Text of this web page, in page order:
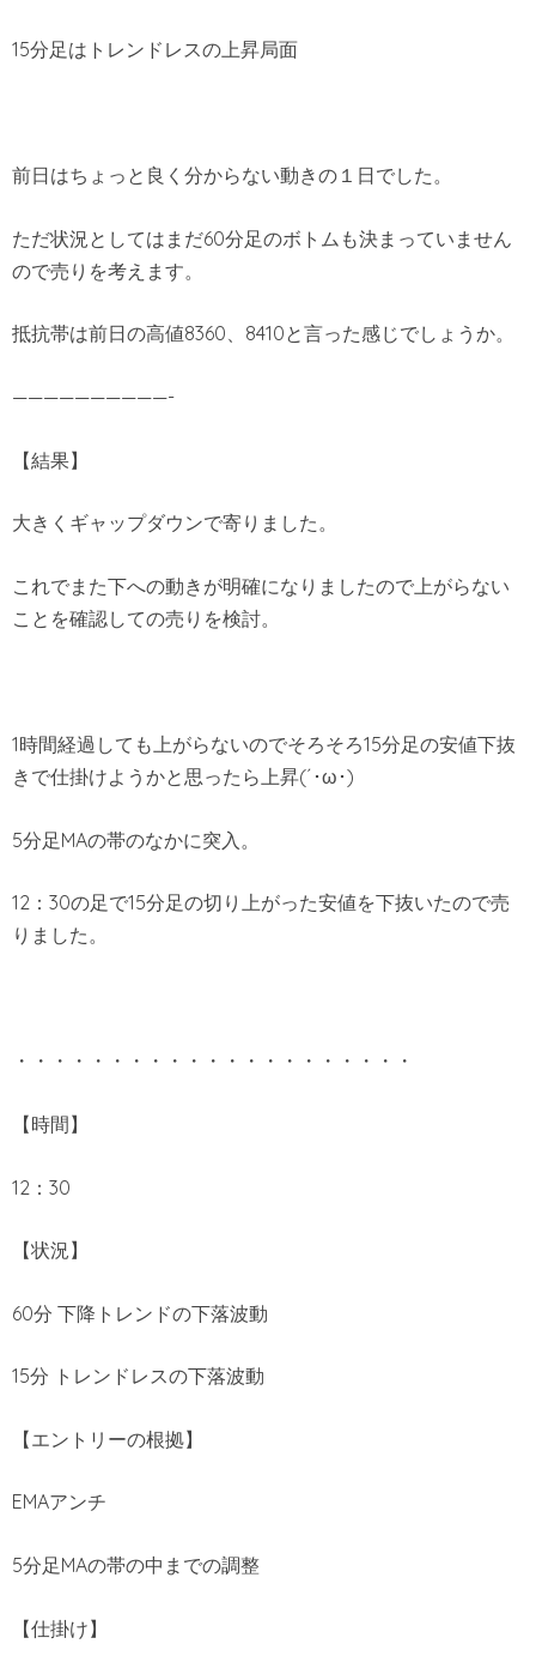
15分足はトレンドレスの上昇局面
前日はちょっと良く分からない動きの１日でした。
ただ状況としてはまだ60分足のボトムも決まっていません
ので売りを考えます。
抵抗帯は前日の高値8360、8410と言った感じでしょうか。
——————————-
【結果】
大きくギャップダウンで寄りました。
これでまた下への動きが明確になりましたので上がらない
ことを確認しての売りを検討。
1時間経過しても上がらないのでそろそろ15分足の安値下抜
きで仕掛けようかと思ったら上昇(´･ω･)
5分足MAの帯のなかに突入。
12：30の足で15分足の切り上がった安値を下抜いたので売
りました。
・・・・・・・・・・・・・・・・・・・・・
【時間】
12：30
【状況】
60分 下降トレンドの下落波動
15分 トレンドレスの下落波動
【エントリーの根拠】
EMAアンチ
5分足MAの帯の中までの調整
【仕掛け】